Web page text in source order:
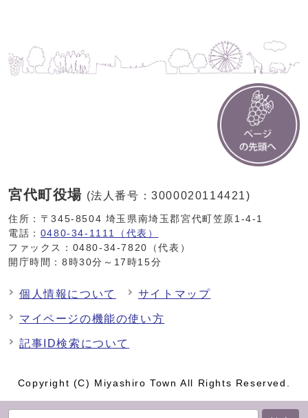
宮代町役場 (法人番号：3000020114421)
住所：〒345-8504 埼玉県南埼玉郡宮代町笠原1-4-1
電話： 0480-34-1111（代表）
ファックス：0480-34-7820（代表）
開庁時間：8時30分～17時15分
個人情報について サイトマップ
マイページの機能の使い方
記事ID検索について
Copyright (C) Miyashiro Town All Rights Reserved.